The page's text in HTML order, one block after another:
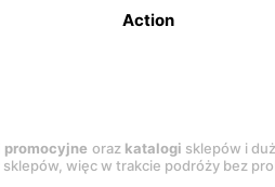
Action
promocyjne oraz katalogi sklepów i
więc w trakcie podróży bez